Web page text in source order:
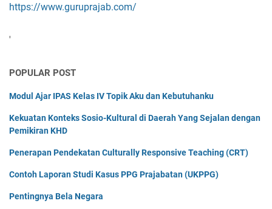
https://www.guruprajab.com/
'
POPULAR POST
Modul Ajar IPAS Kelas IV Topik Aku dan Kebutuhanku
Kekuatan Konteks Sosio-Kultural di Daerah Yang Sejalan dengan
Pemikiran KHD
Penerapan Pendekatan Culturally Responsive Teaching (CRT)
Contoh Laporan Studi Kasus PPG Prajabatan (UKPPG)
Pentingnya Bela Negara